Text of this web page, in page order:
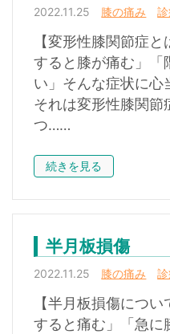
2022.11.25 膝の痛み
【変形性膝関節症
すると膝が痛む」「
い」そんな症状に心
それは変形性膝関節
つ……
続きを見る
半月板損傷
2022.11.25 膝の痛み
【半月板損傷につ
すると痛む」「急に